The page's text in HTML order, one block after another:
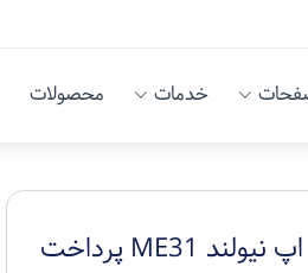
خدمات محصولات
کد فعال سازی اپ نیولند ME31 پرداخت